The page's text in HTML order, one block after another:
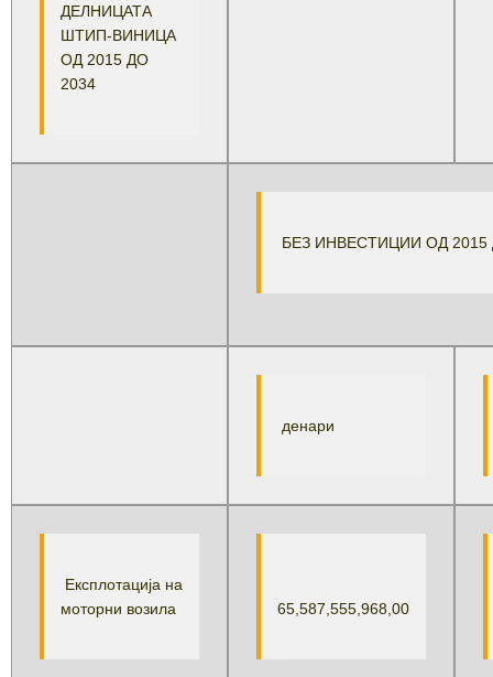
ДЕЛНИЦАТА
ШТИП-ВИНИЦА
ОД 2015 ДО
2034
БЕЗ ИНВЕСТИЦИИ ОД 2015
денари
Експлотација на
моторни возила
65,587,555,968,00